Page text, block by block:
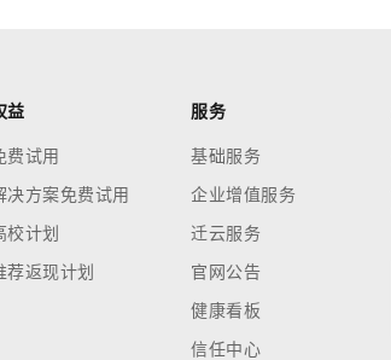
益
费试用
决方案免费试用
校计划
荐返现计划
服务
基础服务
企业增值服务
迁云服务
官网公告
健康看板
信任中心